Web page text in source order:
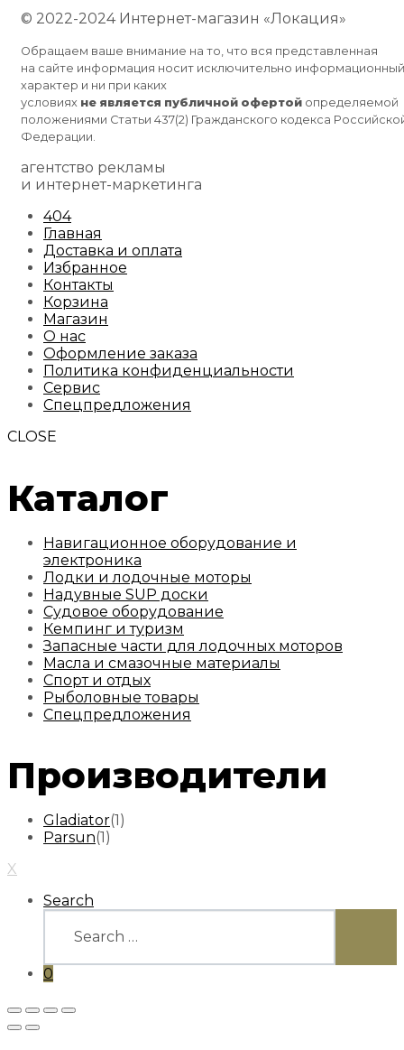
© 2022-2024 Интернет-магазин «Локация»
Обращаем ваше внимание на то, что вся представленная
на сайте информация носит исключительно информационный
характер и ни при каких
условиях не является публичной офертой определяемой
положениями Статьи 437(2) Гражданского кодекса
Федерации.
агентство рекламы
и интернет-маркетинга
404
Главная
Доставка и оплата
Избранное
Контакты
Корзина
Магазин
О нас
Оформление заказа
Политика конфиденциальности
Сервис
Спецпредложения
CLOSE
Каталог
Навигационное оборудование и
электроника
Лодки и лодочные моторы
Надувные SUP доски
Судовое оборудование
Кемпинг и туризм
Запасные части для лодочных моторов
Масла и смазочные материалы
Спорт и отдых
Рыболовные товары
Спецпредложения
Производители
Gladiator(1)
Parsun(1)
X
Search
Search
0